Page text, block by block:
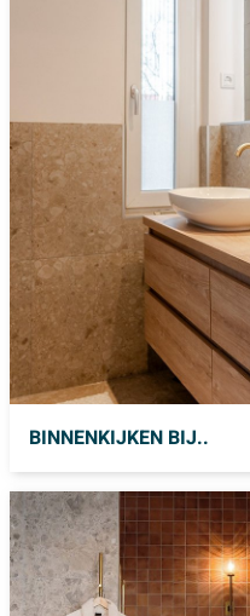
BINNENKIJKEN BIJ..